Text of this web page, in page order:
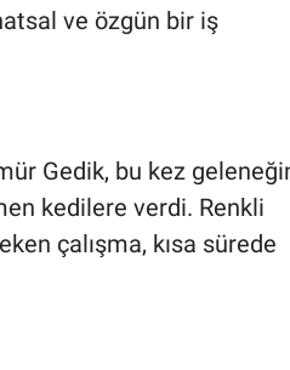
ve özgün bir iş
Gedik, bu kez
kedilere verdi. Renkli
çalışma, kısa sürede